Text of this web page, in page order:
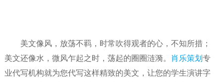
美文像风，放荡不羁，时常吹得观者的心，不知所措；
美文还像水，微风乍起之时，荡起的圈圈涟漪。
肖乐策划 专
业代写机构就为您代写这样精致的美文，让您的学生演讲字